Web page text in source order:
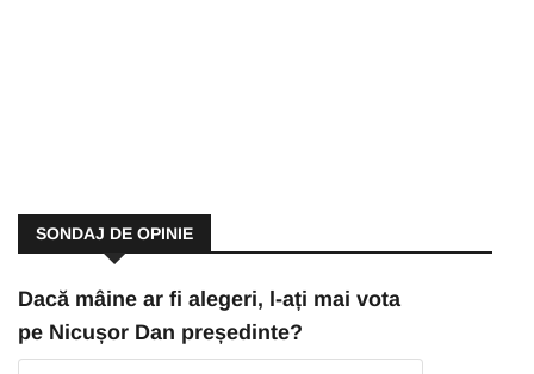
SONDAJ DE OPINIE
Dacă mâine ar fi alegeri, l-ați mai vota
pe Nicușor Dan președinte?